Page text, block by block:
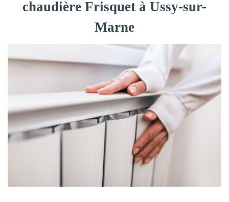
chaudière Frisquet à Ussy-sur-
Marne